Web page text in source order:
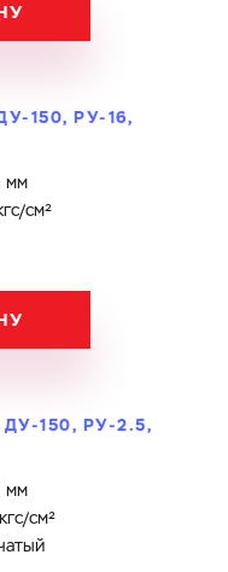
150, РУ-16,
мм
см²
150, РУ-2.5,
мм
см²